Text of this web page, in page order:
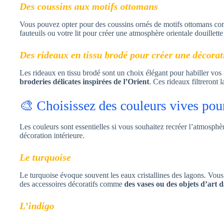
Des coussins aux motifs ottomans
Vous pouvez opter pour des coussins ornés de motifs ottomans
fauteuils ou votre lit pour créer une atmosphère orientale
Des rideaux en tissu brodé pour créer une
Les rideaux en tissu brodé sont un choix élégant pour habiller
broderies délicates inspirées de l’Orient. Ces rideaux filtreront
🎨 Choisissez des couleurs vives
Les couleurs sont essentielles si vous souhaitez recréer
décoration intérieure.
Le turquoise
Le turquoise évoque souvent les eaux cristallines des lagons.
des accessoires décoratifs comme des vases ou des objets d’art
L’indigo